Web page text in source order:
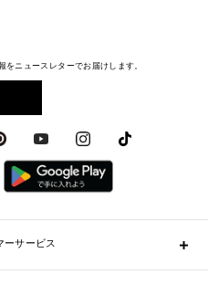
ニュースレターでお届けします。
ーサービス